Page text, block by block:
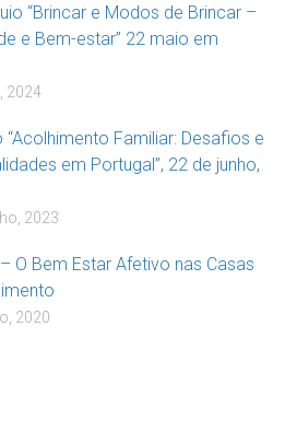
“Brincar e Modos de Brincar –
e Bem-estar” 22 maio em
2024
“Acolhimento Familiar: Desafios e
em Portugal”, 22 de junho,
2023
O Bem Estar Afetivo nas Casas
2020